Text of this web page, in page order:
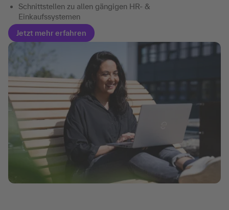
Schnittstellen zu allen gängigen HR- &
Einkaufssystemen
Jetzt mehr erfahren